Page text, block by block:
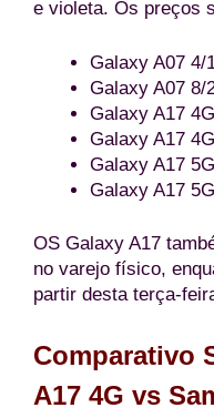
e violeta. Os preços
Galaxy A07 4/
Galaxy A07 8/
Galaxy A17
Galaxy A17
Galaxy A17
Galaxy A17
OS Galaxy A17
no varejo físico,
partir desta terça-
Comparativo
A17 4G vs